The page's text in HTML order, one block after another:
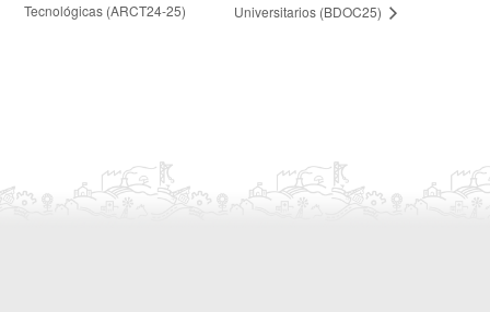
Tecnológicas (ARCT24-25)
Universitarios (BDOC25)